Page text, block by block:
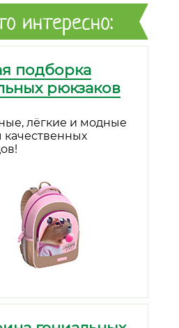
интересно:
подборка
рюкзаков
лёгкие и модные
качественных